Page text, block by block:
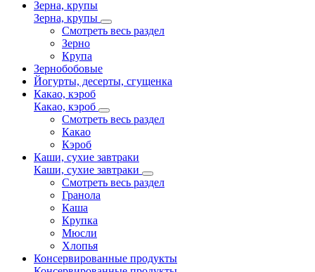
Зерна, крупы
Зерна, крупы
Смотреть весь раздел
Зерно
Крупа
Зернобобовые
Йогурты, десерты, сгущенка
Какао, кэроб
Какао, кэроб
Смотреть весь раздел
Какао
Кэроб
Каши, сухие завтраки
Каши, сухие завтраки
Смотреть весь раздел
Гранола
Каша
Крупка
Мюсли
Хлопья
Консервированные продукты